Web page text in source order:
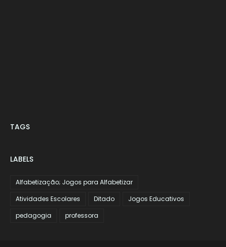
TAGS
LABELS
Alfabetização; Jogos para Alfabetizar
Atividades Escolares
Ditado
Jogos Educativos
pedagogia
professora